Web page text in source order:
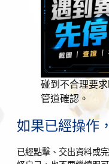
碰到不合理要
管道確認。
如果已經操作
已經點擊、交出資料或